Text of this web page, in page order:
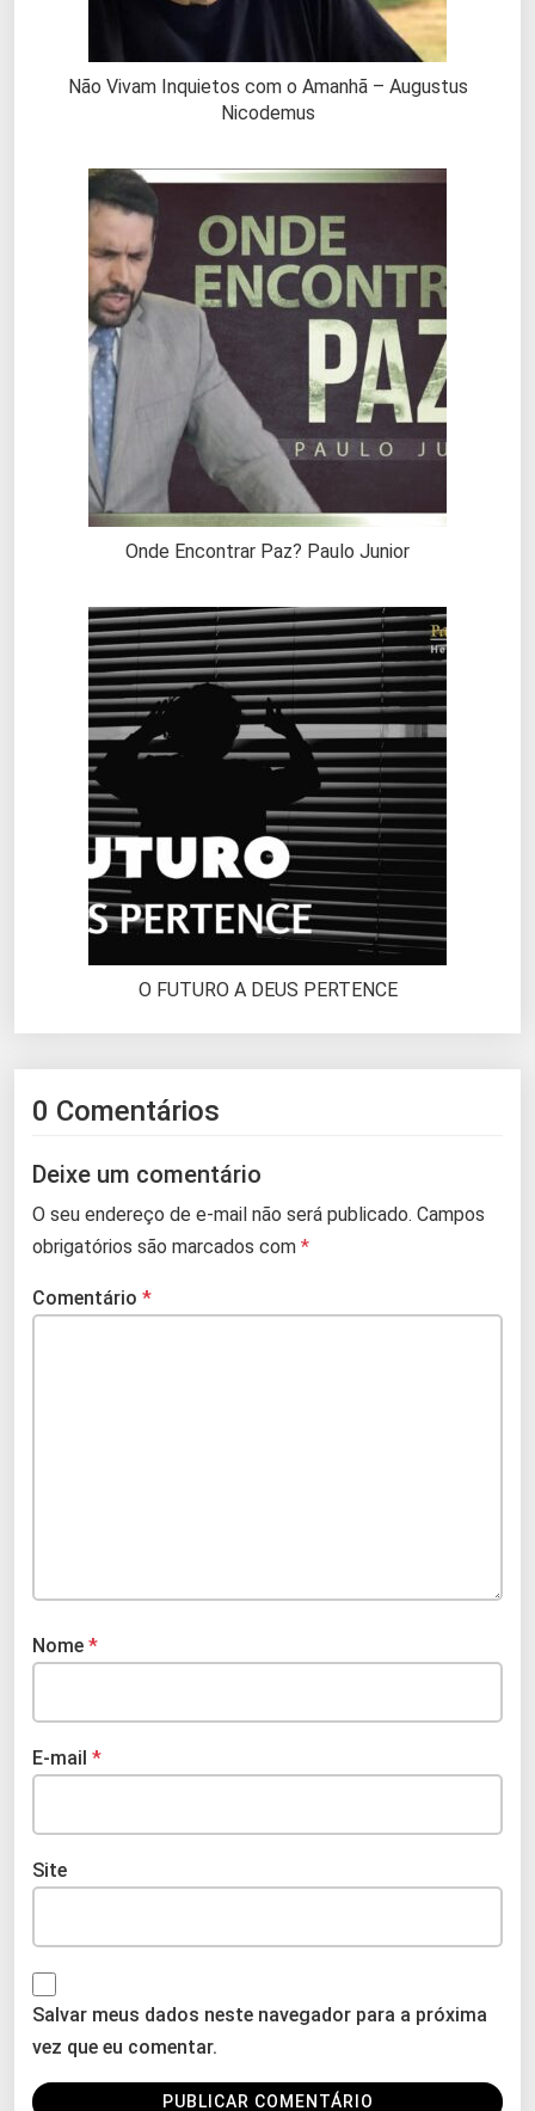
Não Vivam Inquietos com o Amanhã – Augustus
Nicodemus
Onde Encontrar Paz? Paulo Junior
O FUTURO A DEUS PERTENCE
0 Comentários
Deixe um comentário
O seu endereço de e-mail não será publicado. Campos
obrigatórios são marcados com *
Comentário *
Nome *
E-mail *
Site
Salvar meus dados neste navegador para a próxima
vez que eu comentar.